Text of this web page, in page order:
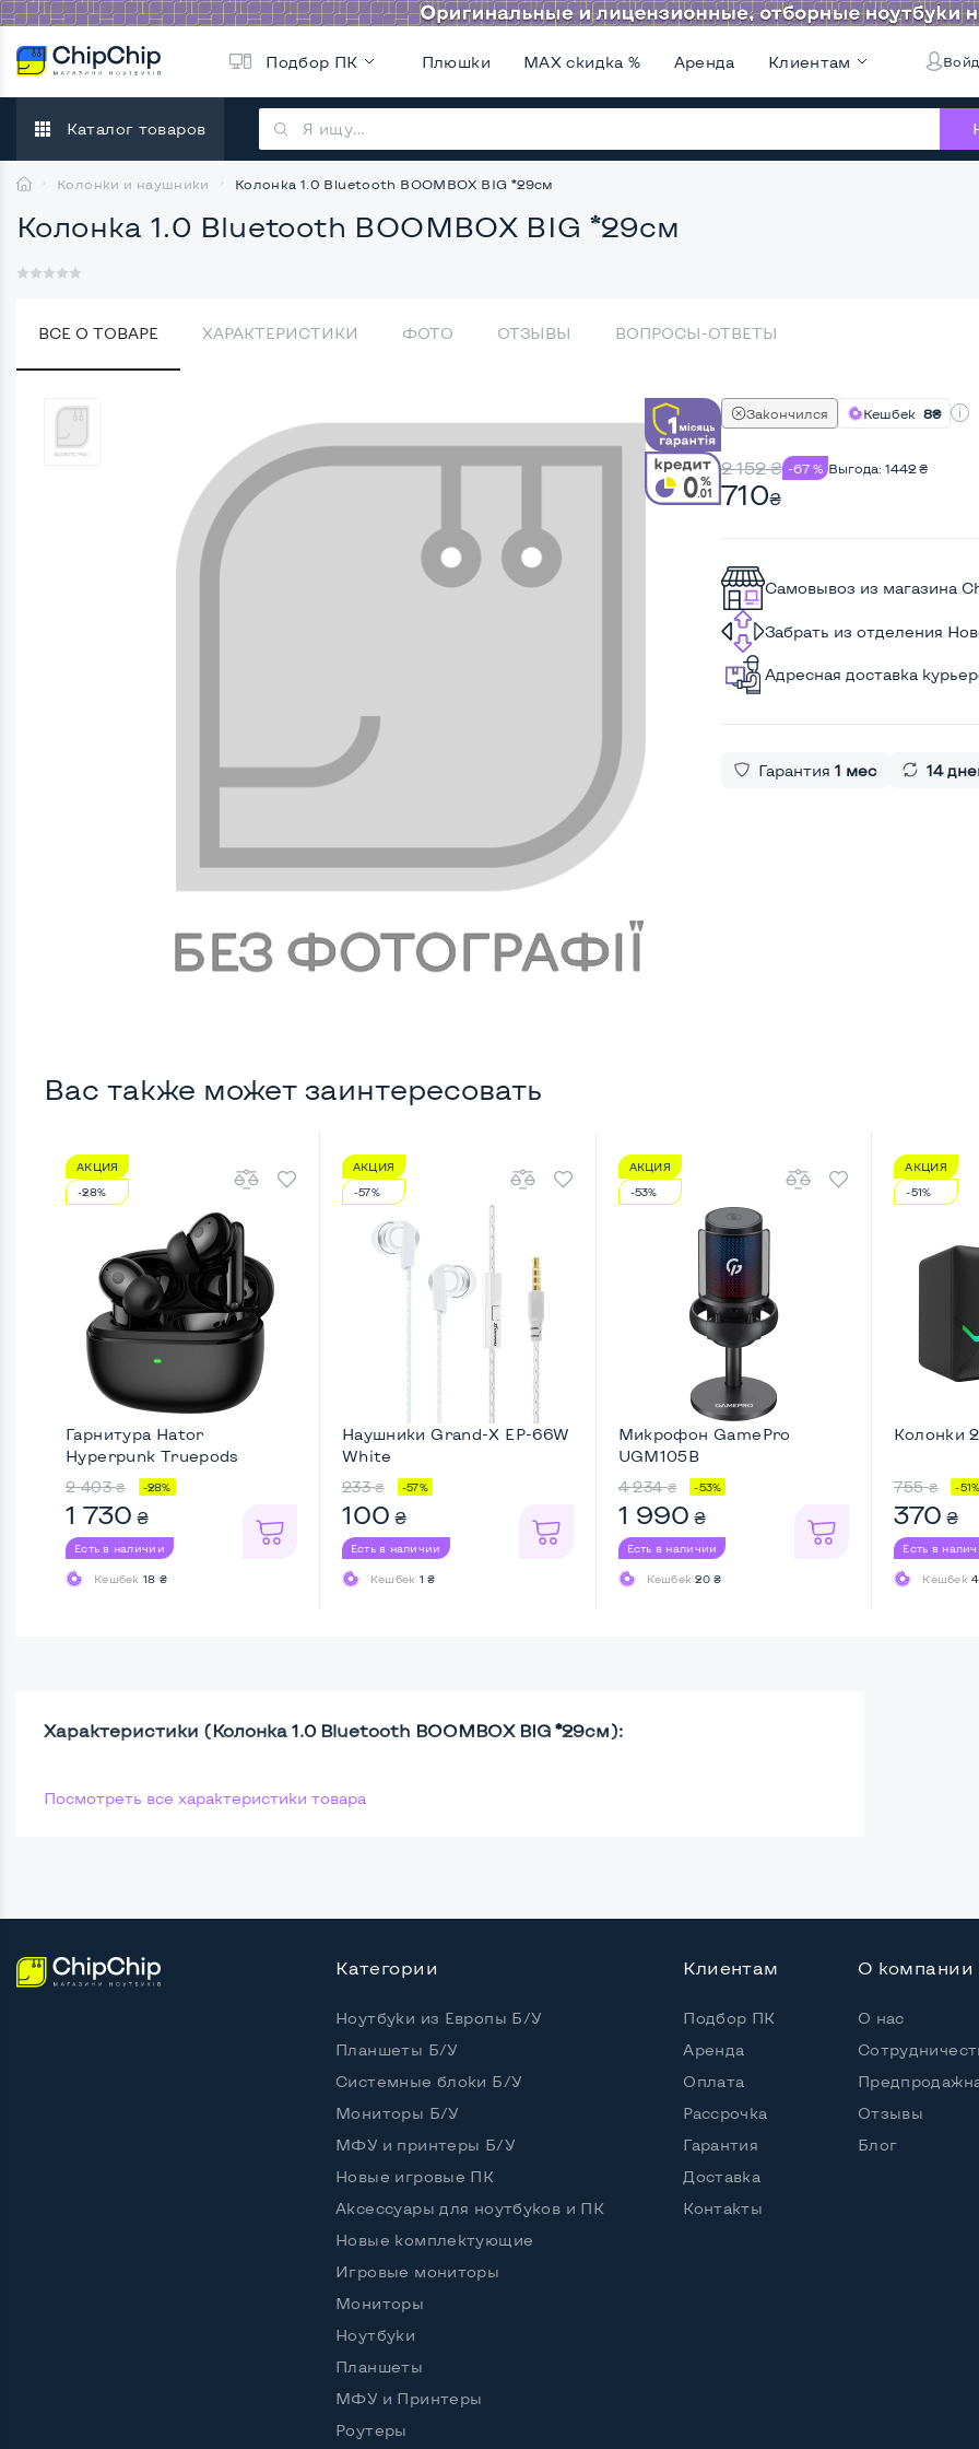
Подбор ПК Плюшки MAX скидка % Аренда Клиентам
Каталог товаров
Колонки и наушники Колонка 1.0 Bluetooth BOOMBOX BIG *29см
Колонка 1.0 Bluetooth BOOMBOX BIG *29см
ВСЕ О ТОВАРЕ ХАРАКТЕРИСТИКИ ФОТО ОТЗЫВЫ ВОПРОСЫ-ОТВЕТЫ
Закончился Кешбек 8₴
2 152₴ -67 % Выгода: 1442₴
710₴
Самовывоз из магазина
Забрать из отделения
Адресная доставка
Гарантия 1 мес 14
Вас также может заинтересовать
АКЦИЯ
-28%
Гарнитура Hator
Hyреrpunk Truepods
Hybrid AN ...
2 403 ₴ -28%
1 730 ₴
Есть в наличии
Кешбек 18 ₴
АКЦИЯ
-57%
Наушники Grand-X EP-66W
White
233 ₴ -57%
100 ₴
Есть в наличии
Кешбек 1 ₴
АКЦИЯ
-53%
Микрофон GamePro
UGM105B
4 234 ₴ -53%
1 990 ₴
Есть в наличии
Кешбек20 ₴
АКЦИЯ
-51%
Колонки
755 ₴ -51%
370 ₴
Есть в
Кешбек
Характеристики (Колонка 1.0 Bluetooth BOOMBOX BIG *29см):
Посмотреть все характеристики товара
Категории
Ноутбуки из Европы Б/У
Планшеты Б/У
Системные блоки Б/У
Мониторы Б/У
МФУ и принтеры Б/У
Новые игровые ПК
Аксессуары для ноутбуков и ПК
Новые комплектующие
Игровые мониторы
Мониторы
Ноутбуки
Планшеты
МФУ и Принтеры
Роутеры
Клиентам
Подбор ПК
Аренда
Оплата
Рассрочка
Гарантия
Доставка
Контакты
О компании
О нас
Отзывы
Блог